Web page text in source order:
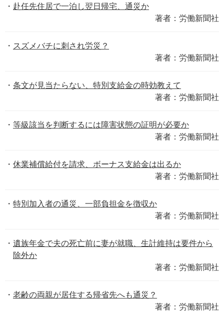
赴任先住居で一泊し翌日帰宅、通災か
著者：労働新聞社
スズメバチに刺され労災？
著者：労働新聞社
条文が見当たらない、特別支給金の時効教えて
著者：労働新聞社
等級該当を判断するには障害状態の証明が必要か
著者：労働新聞社
休業補償給付を請求、ボーナス支給金は出るか
著者：労働新聞社
特別加入者の通災、一部負担金を徴収か
著者：労働新聞社
遺族年金で夫の死亡前に妻が就職、生計維持は要件から
除外か
著者：労働新聞社
老齢の両親が居住する帰省先へも通災？
著者：労働新聞社